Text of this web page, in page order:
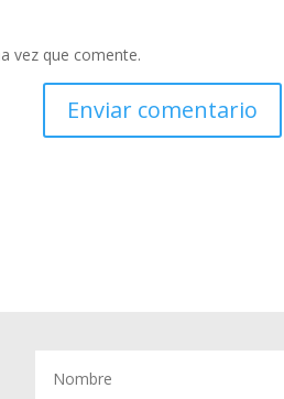
vez que comente.